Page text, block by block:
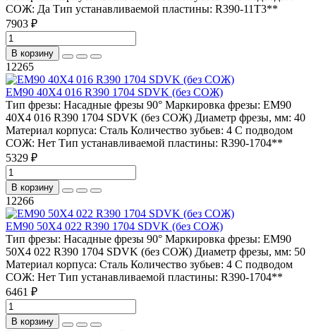
СОЖ: Да Тип устанавливаемой пластины: R390-11T3**
7903 ₽
В корзину
12265
EM90 40X4 016 R390 1704 SDVK (без СОЖ)
Тип фрезы: Насадные фрезы 90° Маркировка фрезы: EM90
40X4 016 R390 1704 SDVK (без СОЖ) Диаметр фрезы, мм: 40
Материал корпуса: Сталь Количество зубьев: 4 С подводом
СОЖ: Нет Тип устанавливаемой пластины: R390-1704**
5329 ₽
В корзину
12266
EM90 50X4 022 R390 1704 SDVK (без СОЖ)
Тип фрезы: Насадные фрезы 90° Маркировка фрезы: EM90
50X4 022 R390 1704 SDVK (без СОЖ) Диаметр фрезы, мм: 50
Материал корпуса: Сталь Количество зубьев: 4 С подводом
СОЖ: Нет Тип устанавливаемой пластины: R390-1704**
6461 ₽
В корзину